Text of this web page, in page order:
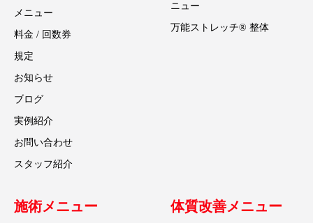
メニュー
料金 / 回数券
規定
お知らせ
ブログ
実例紹介
お問い合わせ
スタッフ紹介
ニュー
万能ストレッチ® 整体
施術メニュー 体質改善メニュー